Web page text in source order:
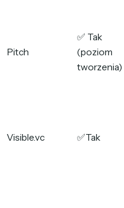
Pitch
✅ Tak
(poziom
tworzenia)
Visible.vc ✅Tak